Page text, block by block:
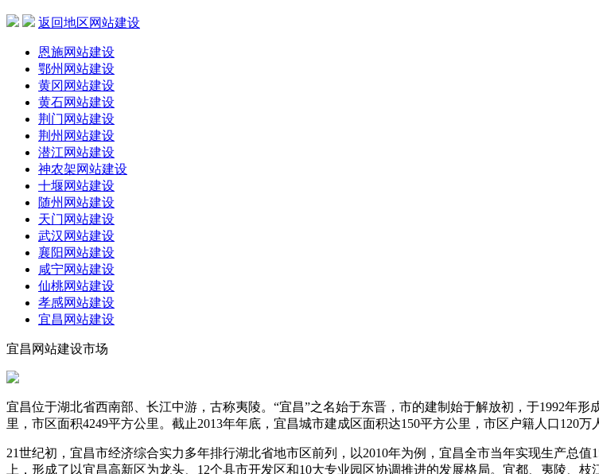
返回地区网站建设
恩施网站建设
鄂州网站建设
黄冈网站建设
黄石网站建设
荆门网站建设
荆州网站建设
潜江网站建设
神农架网站建设
十堰网站建设
随州网站建设
天门网站建设
武汉网站建设
襄阳网站建设
咸宁网站建设
仙桃网站建设
孝感网站建设
宜昌网站建设
宜昌网站建设市场
宜昌位于湖北省西南部、长江中游，古称夷陵。“宜昌”之名始于东晋，市的建制始于解放初，于1992年
里，市区面积4249平方公里。截止2013年年底，宜昌城市建成区面积达150平方公里，市区户籍人口120万
21世纪初，宜昌市经济综合实力多年排行湖北省地市区前列，以2010年为例，宜昌全市当年实现生产总
上，形成了以宜昌高新区为龙头、12个县市开发区和10大专业园区协调推进的发展格局。宜都、夷陵、枝